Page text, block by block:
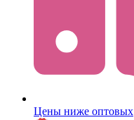
Цены ниже оптовых